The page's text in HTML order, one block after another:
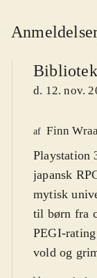
d. 12. nov.
af Finn
Playstation
japansk
mytisk
til børn fra
PEGI-
vold og